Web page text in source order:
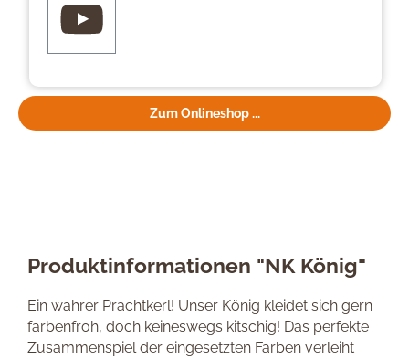
Zum Onlineshop ...
Produktinformationen "NK König"
Ein wahrer Prachtkerl! Unser König kleidet sich gern
farbenfroh, doch keineswegs kitschig! Das perfekte
Zusammenspiel der eingesetzten Farben verleiht